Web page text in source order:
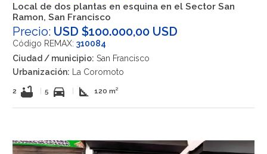
Local de dos plantas en esquina en el Sector San
Ramon, San Francisco
Precio: USD $100.000,00 USD
Código REMAX: 310084
Ciudad / municipio: San Francisco
Urbanización: La Coromoto
2 bathtub 5 directions_car square_foot 120 m²